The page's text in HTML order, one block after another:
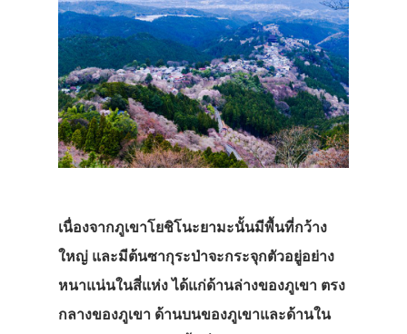
เนื่องจากภูเขาโยชิโนะยามะนั้นมีพื้นที่กว้าง
ใหญ่ และมีต้นซากุระป่าจะกระจุกตัวอยู่อย่าง
หนาแน่นในสี่แห่ง ได้แก่ด้านล่างของภูเขา ตรง
กลางของภูเขา ด้านบนของภูเขาและด้านใน